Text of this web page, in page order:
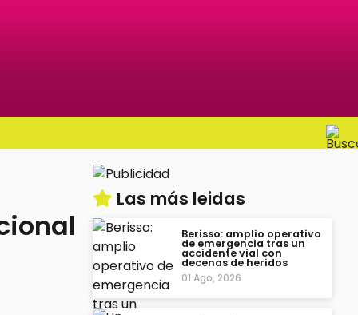
Las más leidas
Berisso: amplio operativo
de emergencia tras un
accidente vial con
decenas de heridos
01 Ago, 2026